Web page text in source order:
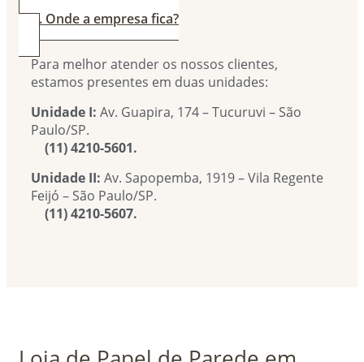
4. Onde a empresa fica?
Para melhor atender os nossos clientes,
estamos presentes em duas unidades:
Unidade I: Av. Guapira, 174 – Tucuruvi – São
Paulo/SP.
(11) 4210-5601.
Unidade II: Av. Sapopemba, 1919 – Vila Regente
Feijó – São Paulo/SP.
(11) 4210-5607.